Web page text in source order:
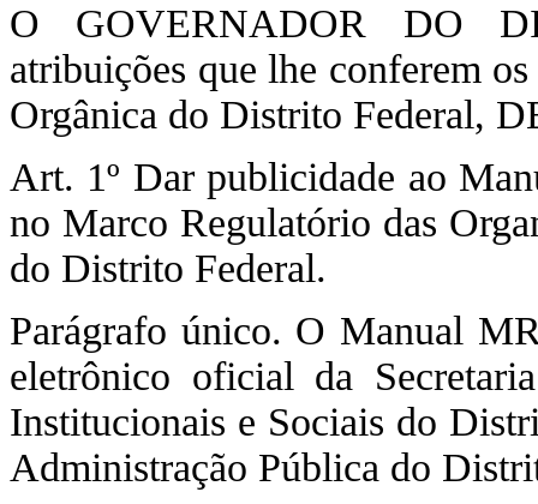
O GOVERNADOR DO
atribuições que lhe conferem
Orgânica do Distrito Federal,
Art. 1º Dar publicidade ao
no Marco Regulatório das
do Distrito Federal.
Parágrafo único. O Manual
eletrônico oficial da
Institucionais e Sociais do
Administração Pública do